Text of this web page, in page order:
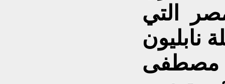
التي
نابليون
مصطفى